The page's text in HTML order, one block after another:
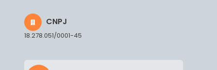
CNPJ
18.278.051/0001-45